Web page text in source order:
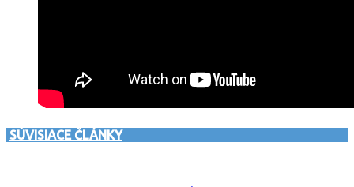
SÚVISIACE ČLÁNKY